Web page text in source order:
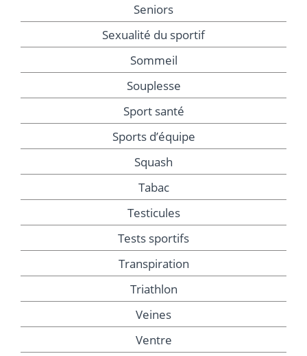
Seniors
Sexualité du sportif
Sommeil
Souplesse
Sport santé
Sports d’équipe
Squash
Tabac
Testicules
Tests sportifs
Transpiration
Triathlon
Veines
Ventre